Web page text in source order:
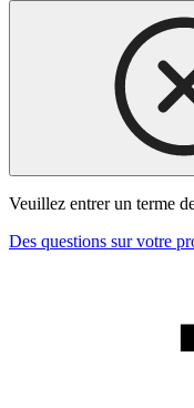
Veuillez entrer un terme
Des questions sur votre